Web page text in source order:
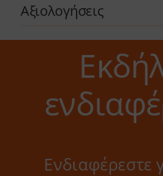
Αξιολογήσεις
Ενδιαφέρεστε